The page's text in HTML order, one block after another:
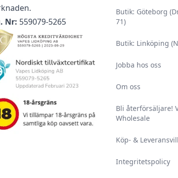
Nr: 559079-5265
Butik: Göteborg
71)
Butik: Linköping
Jobba hos oss
Om oss
Bli återförsäljare!
Wholesale
Köp- &
Integritetspolicy